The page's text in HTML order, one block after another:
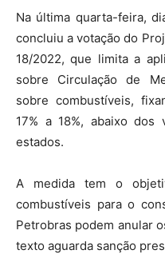
Na última quarta-feira,
concluiu a votação do
18/2022, que limita a
sobre Circulação de
sobre combustíveis,
17% a 18%, abaixo dos
estados.
A medida tem o
combustíveis para o
Petrobras podem anular
texto aguarda sanção